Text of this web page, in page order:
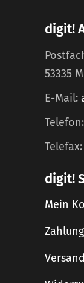
digit!
53335
E-Mail:
digit!
Mein